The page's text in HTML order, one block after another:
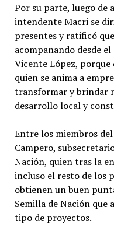
Por su parte, luego de
intendente Macri se
presentes y ratificó
acompañando desde
Vicente López, porque
quien se anima a
transformar y brindar
desarrollo local y
Entre los miembros
Campero,
Nación, quien tras la
incluso el resto de los
obtienen un buen
Semilla de Nación que
tipo de proyectos.